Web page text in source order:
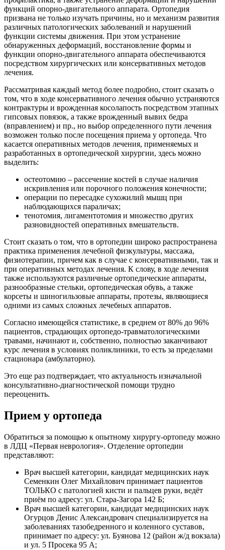
функций опорно-двигательного аппарата. Ортопедия
призвана не только изучать причины, но и механизм развития
различных патологических заболеваний и нарушений
функции системы движения. При этом устранение
обнаруженных деформаций, восстановление формы и
функции опорно-двигательного аппарата обеспечиваются
посредством хирургических или консервативных методов
лечения.
Рассматривая каждый метод более подробно, стоит сказать о
том, что в ходе консервативного лечения обычно устраняются
контрактуры и врожденная косолапость посредством этапных
гипсовых повязок, а также врожденный вывих бедра
(вправлением) и пр., но выбор определенного пути лечения
возможен только после посещения приема у ортопеда. Что
касается оперативных методов лечения, применяемых и
разработанных в ортопедической хирургии, здесь можно
выделить:
остеотомию – рассечение костей в случае наличия
искривления или порочного положения конечности;
операции по пересадке сухожилий мышц при
наблюдающихся параличах;
тенотомия, лигаментотомия и множество других
разновидностей оперативных вмешательств.
Стоит сказать о том, что в ортопедии широко распространена
практика применения лечебной физкультуры, массажа,
физиотерапии, причем как в случае с консервативными, так и
при оперативных методах лечения. К слову, в ходе лечения
также используются различные ортопедические аппараты,
разнообразные стельки, ортопедическая обувь, а также
корсеты и шиногильзовые аппараты, протезы, являющиеся
одними из самых сложных лечебных аппаратов.
Согласно имеющейся статистике, в среднем от 80% до 96%
пациентов, страдающих ортопедо-травматологическими
травами, начинают и, собственно, полностью заканчивают
курс лечения в условиях поликлиники, то есть за пределами
стационара (амбулаторно).
Это еще раз подтверждает, что актуальность изначальной
консультативно-диагностической помощи трудно
переоценить.
Прием у ортопеда
Обратиться за помощью к опытному хирургу-ортопеду можно
в ЛДЦ «Первая неврология». Отделение ортопедии
представляют:
Врач высшей категории, кандидат медицинских наук
Семенкин Олег Михайлович принимает пациентов
ТОЛЬКО с патологией кисти и пальцев руки, ведёт
приём по адресу: ул. Стара-Загора 142 Б;
Врач высшей категории, кандидат медицинских наук
Огурцов Денис Александрович специализируется на
заболеваниях тазобедренного и коленного суставов,
принимает по адресу: ул. Буянова 12 (район ж/д вокзала)
и ул. 5 Просека 95 А;